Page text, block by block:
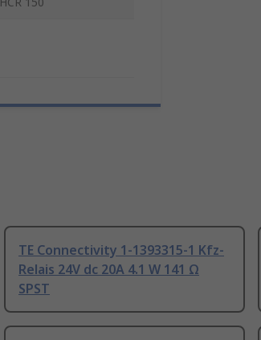
TE Connectivity 1-1393315-1 Kfz-
Relais 24V dc 20A 4.1 W 141 Ω
SPST